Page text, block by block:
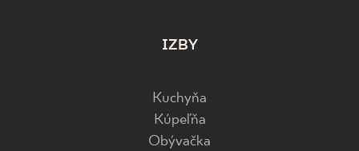
IZBY
Kuchyňa
Kúpeľňa
Obývačka